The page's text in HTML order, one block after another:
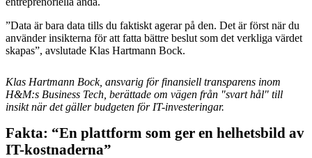
”Data är bara data tills du faktiskt agerar på den. Det är först när du
använder insikterna för att fatta bättre beslut som det verkliga värdet
skapas”, avslutade Klas Hartmann Bock.
Klas Hartmann Bock, ansvarig för finansiell transparens inom
H&M:s Business Tech, berättade om vägen från "svart hål" till
insikt när det gäller budgeten för IT-investeringar.
Fakta: “En plattform som ger en helhetsbild av
IT-kostnaderna”